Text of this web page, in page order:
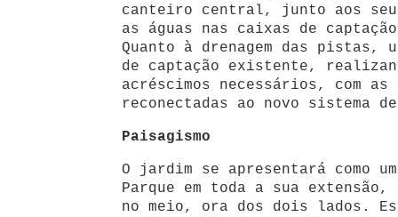
canteiro central, junto aos
as águas nas caixas de
Quanto à drenagem das pistas,
de captação existente,
acréscimos necessários, com
reconectadas ao novo sistema
Paisagismo
O jardim se apresentará como
Parque em toda a sua
no meio, ora dos dois lados.